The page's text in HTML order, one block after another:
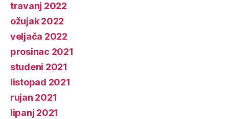
travanj 2022
ožujak 2022
veljača 2022
prosinac 2021
studeni 2021
listopad 2021
rujan 2021
lipanj 2021